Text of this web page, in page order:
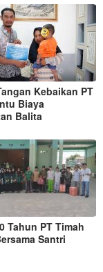
Kebaikan PT
Biaya
Balita
Tahun PT Timah
Santri